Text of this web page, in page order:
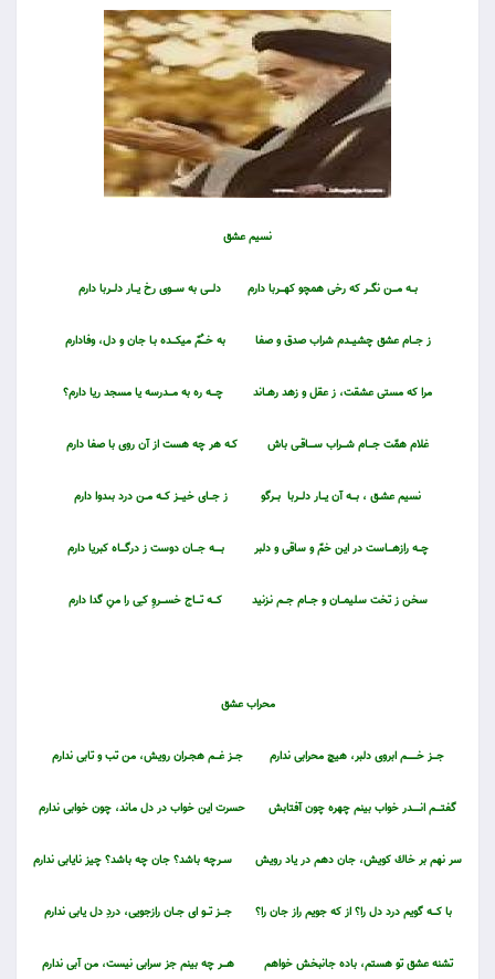
نسيم عشق
بـــه مــــن نگـــر كه رخى همچو كهــــربا دارم دلــــى به ســــوى رخ يـــار دلـــربا دارم
ز جـــام عشق چشيـــدم شراب صدق و صفا به خــــُمّ ميكــــده بـا جان و دل، وفادارم
مرا كه مستى عشقت، ز عقل و زهد رهــاند چــــه ره به مــــدرسه يا مسجد ريا دارم؟
غلام همّت جــــام شــــراب ســـــاقــى باش كــه هر چه هست از آن روى با صفا دارم
نسيم عشــق ، بــــه آن يـــار دلـــربا بـــرگو ز جـــاى خيــــز كـــه مــن درد بى‏دوا دارم
چـــه رازهــــاست در اين خمّ و ساقى و دلبر بــــــه جــــان دوست ز درگــــاه كبريا دارم
سخن ز تخت سليمـــان و جـــام جـــم نـزنيد كــــه تــــاج خســــروِ كــِى را منِ گدا دارم
محراب عشق
جــــز خـــــــــم ابروى دلبر، هيچ محرابى ندارم جـــز غــــم هجــران رويش، من تب و تابى ندارم
گفتـــــم انـــــــدر خواب بينم چهره چون آفتابش حسرت اين خواب در دل ماند، چون خوابى ندارم
سر نهم بر خاك كويش، جان دهم در ياد رويش ســرچه باشد؟ جان چه باشد؟ چيز نايابى ندارم
با كــــه گويم درد دل را؟ از كه جويم راز جان را؟ جــــز تـــو اى جــان رازجويى، دردِ دل يابى ندارم
تشنه عشق تو هستم، باده جانبخش خواهم هــــر چه بينم جز سرابى نيست، من آبى ندارم